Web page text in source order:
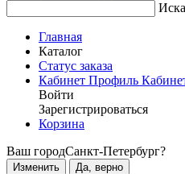
Главная
Каталог
Статус заказа
Кабинет Профиль
Войти
Зарегистрироваться
Корзина
Ваш городСанкт-Петербург?
Изменить Да, верно